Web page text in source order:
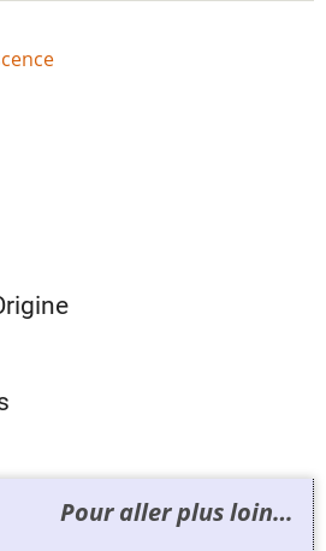
Pour aller plus loin…